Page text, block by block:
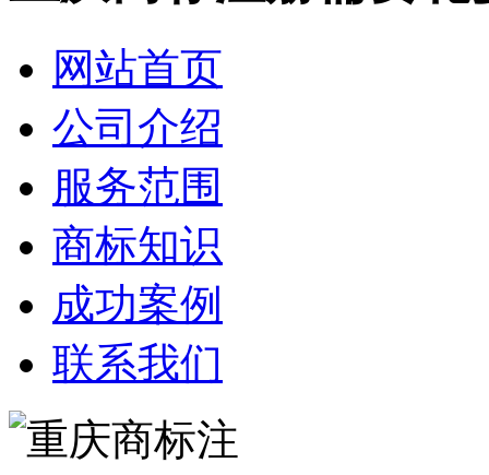
网站首页
公司介绍
服务范围
商标知识
成功案例
联系我们